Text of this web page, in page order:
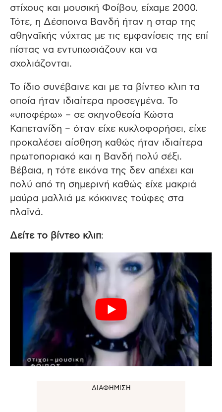
στίχους και μουσική Φοίβου, είχαμε 2000.
Τότε, η Δέσποινα Βανδή ήταν η σταρ της
αθηναϊκής νύχτας με τις εμφανίσεις της επί
πίστας να εντυπωσιάζουν και να
σχολιάζονται.
Το ίδιο συνέβαινε και με τα βίντεο κλιπ τα
οποία ήταν ιδιαίτερα προσεγμένα. Το
«υποφέρω» – σε σκηνοθεσία Κώστα
Καπετανίδη – όταν είχε κυκλοφορήσει, είχε
προκαλέσει αίσθηση καθώς ήταν ιδιαίτερα
πρωτοποριακό και η Βανδή πολύ σέξι.
Βέβαια, η τότε εικόνα της δεν απέχει και
πολύ από τη σημερινή καθώς είχε μακριά
μαύρα μαλλιά με κόκκινες τούφες στα
πλαϊνά.
Δείτε το βίντεο κλιπ: